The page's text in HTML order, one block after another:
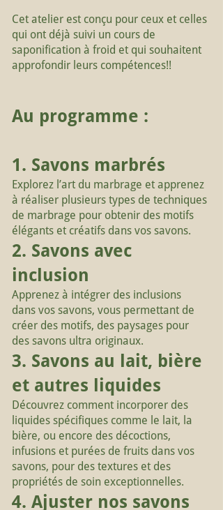
Cet atelier est conçu pour ceux et celles
qui ont déjà suivi un cours de
saponification à froid et qui souhaitent
approfondir leurs compétences!!
Au programme :
1. Savons marbrés
Explorez l’art du marbrage et apprenez
à réaliser plusieurs types de techniques
de marbrage pour obtenir des motifs
élégants et créatifs dans vos savons.
2. Savons avec
inclusion
Apprenez à intégrer des inclusions
dans vos savons, vous permettant de
créer des motifs, des paysages pour
des savons ultra originaux.
3. Savons au lait, bière
et autres liquides
Découvrez comment incorporer des
liquides spécifiques comme le lait, la
bière, ou encore des décoctions,
infusions et purées de fruits dans vos
savons, pour des textures et des
propriétés de soin exceptionnelles.
4. Ajuster nos savons